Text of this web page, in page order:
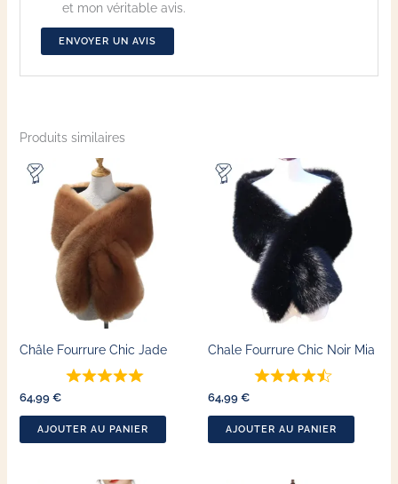
et mon véritable avis.
ENVOYER UN AVIS
Produits similaires
Châle Fourrure Chic Jade
64,99 €
AJOUTER AU PANIER
Chale Fourrure Chic Noir Mia
64,99 €
AJOUTER AU PANIER